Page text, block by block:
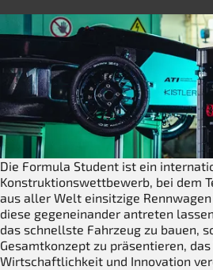
Die Formula Student ist ein
Konstruktionswettbewerb, bei dem
aus aller Welt einsitzige
diese gegeneinander antreten
das schnellste Fahrzeug zu bauen,
Gesamtkonzept zu präsentieren, das
Wirtschaftlichkeit und Innovation